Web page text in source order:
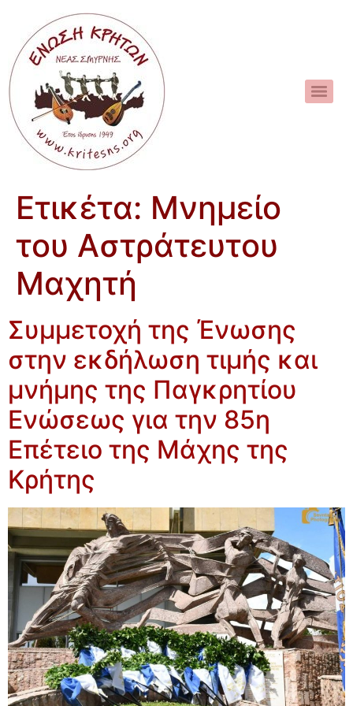
Ετικέτα: Μνημείο
του Αστράτευτου
Μαχητή
Συμμετοχή της Ένωσης
στην εκδήλωση τιμής και
μνήμης της Παγκρητίου
Ενώσεως για την 85η
Επέτειο της Μάχης της
Κρήτης